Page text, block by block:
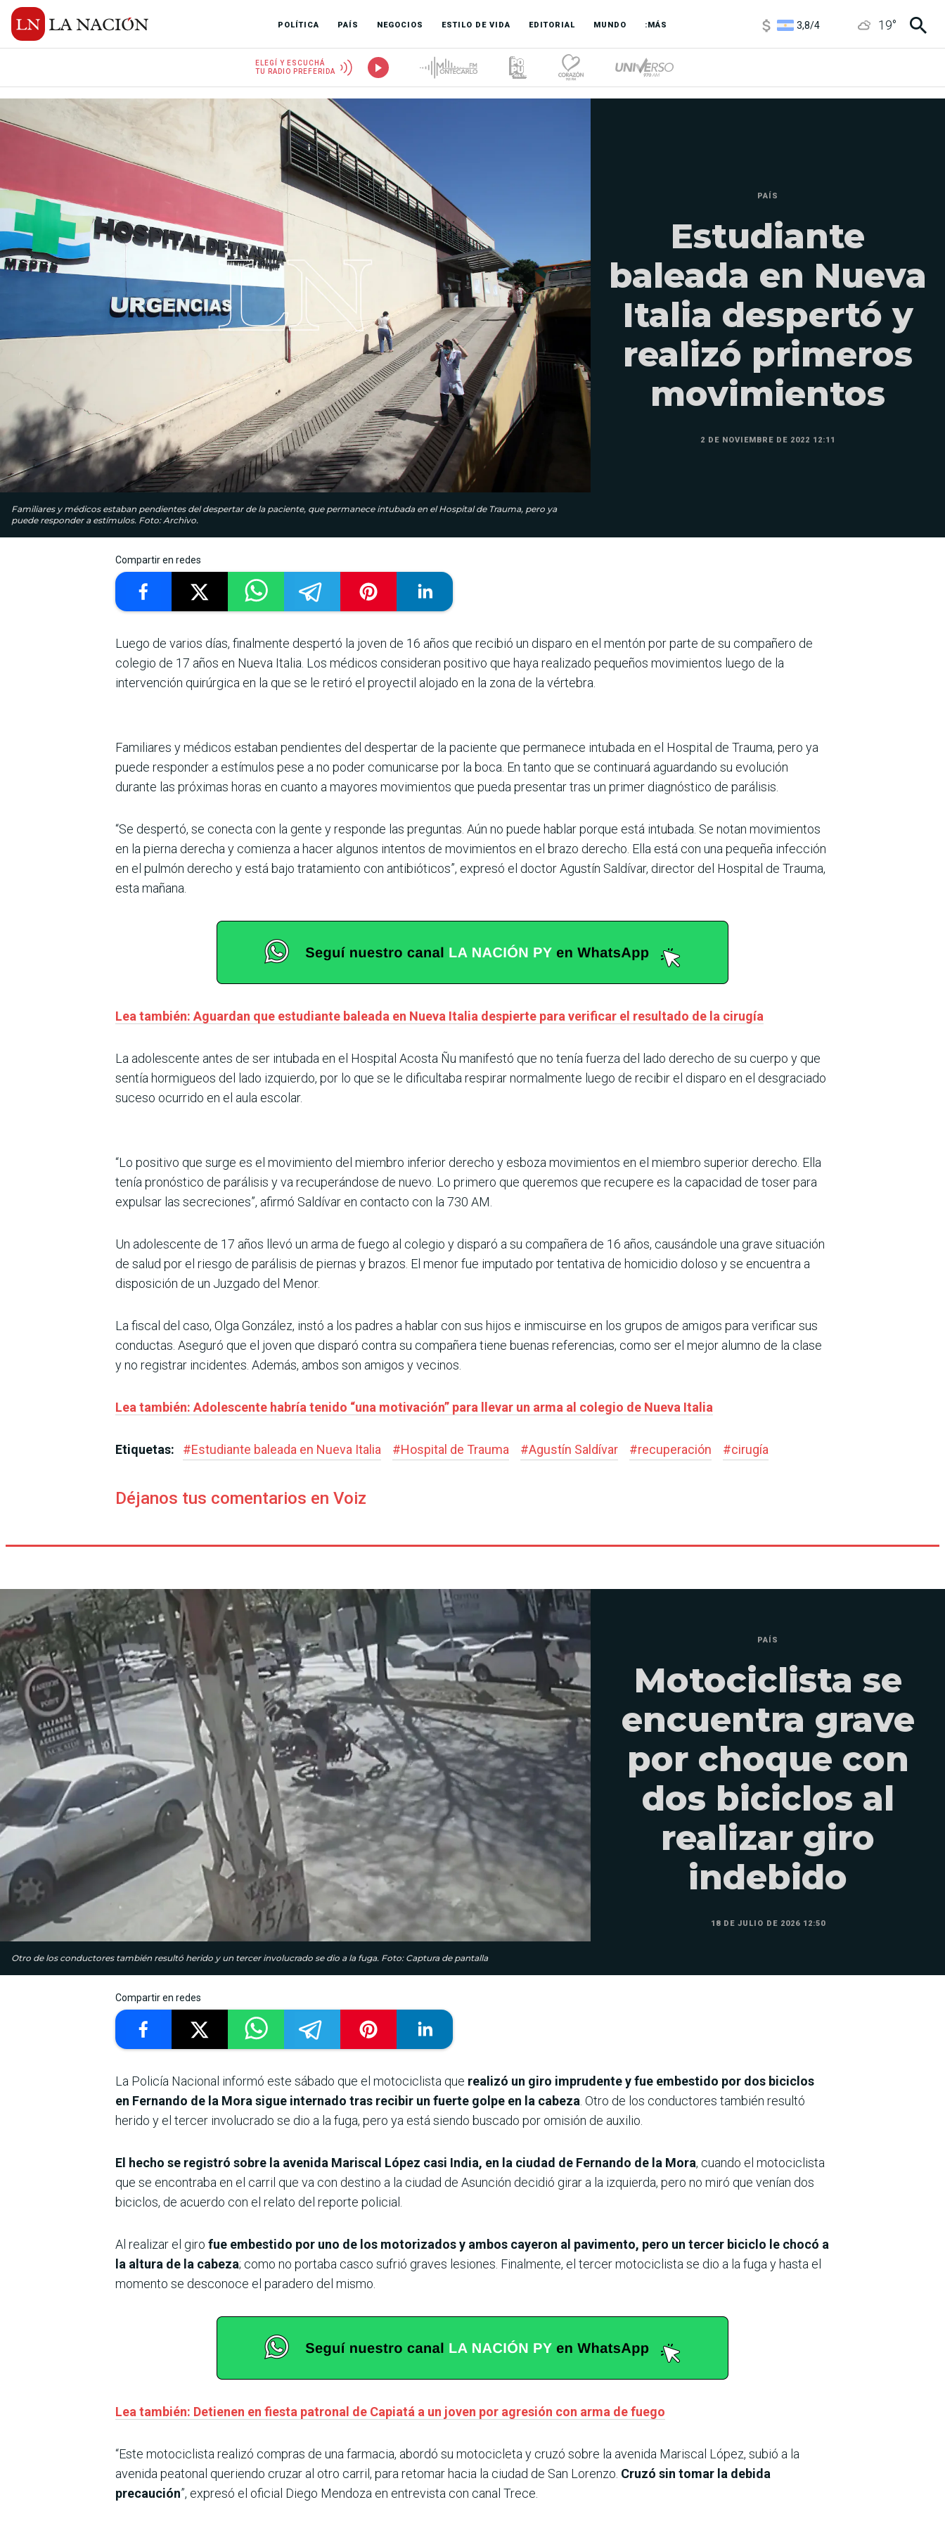
POLÍTICA PAÍS NEGOCIOS ESTILO DE VIDA EDITORIAL MUNDO :MÁS
6850/ 19°
ELEGÍ Y ESCUCHÁ
TU RADIO PREFERIDA
Familiares y médicos estaban pendientes del despertar de la paciente, que permanece intubada en el Hospital de Trauma, pero ya
puede responder a estímulos. Foto: Archivo.
PAÍS
Estudiante
baleada en Nueva
Italia despertó y
realizó primeros
movimientos
2 DE NOVIEMBRE DE 2022 12:11
Compartir en redes
Luego de varios días, finalmente despertó la joven de 16 años que recibió un disparo en el mentón por parte de su compañero de
colegio de 17 años en Nueva Italia. Los médicos consideran positivo que haya realizado pequeños movimientos luego de la
intervención quirúrgica en la que se le retiró el proyectil alojado en la zona de la vértebra.
Familiares y médicos estaban pendientes del despertar de la paciente que permanece intubada en el Hospital de Trauma, pero ya
puede responder a estímulos pese a no poder comunicarse por la boca. En tanto que se continuará aguardando su evolución
durante las próximas horas en cuanto a mayores movimientos que pueda presentar tras un primer diagnóstico de parálisis.
“Se despertó, se conecta con la gente y responde las preguntas. Aún no puede hablar porque está intubada. Se notan movimientos
en la pierna derecha y comienza a hacer algunos intentos de movimientos en el brazo derecho. Ella está con una pequeña infección
en el pulmón derecho y está bajo tratamiento con antibióticos”, expresó el doctor Agustín Saldívar, director del Hospital de Trauma,
esta mañana.
Lea también: Aguardan que estudiante baleada en Nueva Italia despierte para verificar el resultado de la cirugía
La adolescente antes de ser intubada en el Hospital Acosta Ñu manifestó que no tenía fuerza del lado derecho de su cuerpo y que
sentía hormigueos del lado izquierdo, por lo que se le dificultaba respirar normalmente luego de recibir el disparo en el desgraciado
suceso ocurrido en el aula escolar.
“Lo positivo que surge es el movimiento del miembro inferior derecho y esboza movimientos en el miembro superior derecho. Ella
tenía pronóstico de parálisis y va recuperándose de nuevo. Lo primero que queremos que recupere es la capacidad de toser para
expulsar las secreciones”, afirmó Saldívar en contacto con la 730 AM.
Un adolescente de 17 años llevó un arma de fuego al colegio y disparó a su compañera de 16 años, causándole una grave situación
de salud por el riesgo de parálisis de piernas y brazos. El menor fue imputado por tentativa de homicidio doloso y se encuentra a
disposición de un Juzgado del Menor.
La fiscal del caso, Olga González, instó a los padres a hablar con sus hijos e inmiscuirse en los grupos de amigos para verificar sus
conductas. Aseguró que el joven que disparó contra su compañera tiene buenas referencias, como ser el mejor alumno de la clase
y no registrar incidentes. Además, ambos son amigos y vecinos.
Lea también: Adolescente habría tenido “una motivación” para llevar un arma al colegio de Nueva Italia
Etiquetas: #Estudiante baleada en Nueva Italia #Hospital de Trauma #Agustín Saldívar #recuperación #cirugía
Déjanos tus comentarios en Voiz
Otro de los conductores también resultó herido y un tercer involucrado se dio a la fuga. Foto: Captura de pantalla
PAÍS
Motociclista se
encuentra grave
por choque con
dos biciclos al
realizar giro
indebido
18 DE JULIO DE 2026 12:50
Compartir en redes
La Policía Nacional informó este sábado que el motociclista que realizó un giro imprudente y fue embestido por dos biciclos
en Fernando de la Mora sigue internado tras recibir un fuerte golpe en la cabeza . Otro de los conductores también resultó
herido y el tercer involucrado se dio a la fuga, pero ya está siendo buscado por omisión de auxilio.
El hecho se registró sobre la avenida Mariscal López casi India, en la ciudad de Fernando de la Mora, cuando el motociclista
que se encontraba en el carril que va con destino a la ciudad de Asunción decidió girar a la izquierda, pero no miró que venían dos
biciclos, de acuerdo con el relato del reporte policial.
Al realizar el giro fue embestido por uno de los motorizados y ambos cayeron al pavimento, pero un tercer biciclo le chocó a
la altura de la cabeza; como no portaba casco sufrió graves lesiones. Finalmente, el tercer motociclista se dio a la fuga y hasta el
momento se desconoce el paradero del mismo.
Lea también: Detienen en fiesta patronal de Capiatá a un joven por agresión con arma de fuego
“Este motociclista realizó compras de una farmacia, abordó su motocicleta y cruzó sobre la avenida Mariscal López, subió a la
avenida peatonal queriendo cruzar al otro carril, para retomar hacia la ciudad de San Lorenzo. Cruzó sin tomar la debida
precaución”, expresó el oficial Diego Mendoza en entrevista con canal Trece.